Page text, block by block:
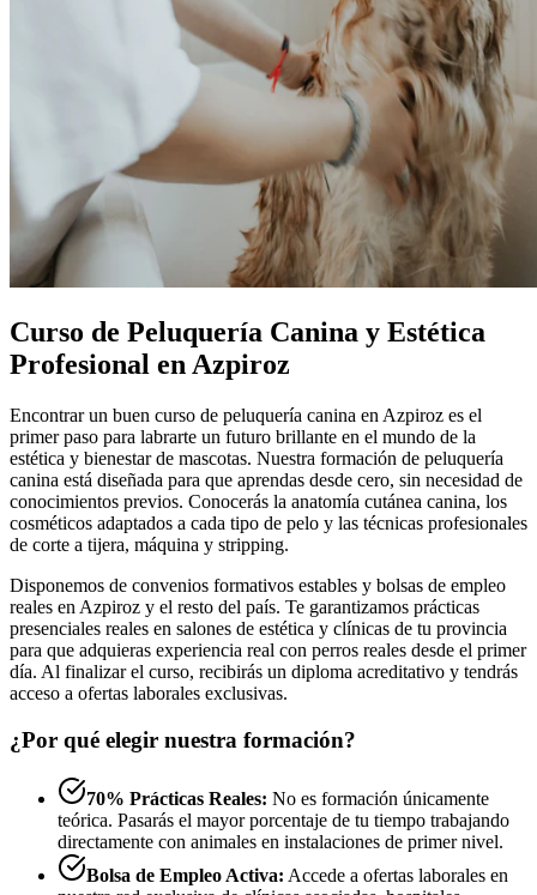
Curso de Peluquería Canina y Estética
Profesional en Azpiroz
Encontrar un buen curso de peluquería canina en Azpiroz es el
primer paso para labrarte un futuro brillante en el mundo de la
estética y bienestar de mascotas. Nuestra formación de peluquería
canina está diseñada para que aprendas desde cero, sin necesidad de
conocimientos previos. Conocerás la anatomía cutánea canina, los
cosméticos adaptados a cada tipo de pelo y las técnicas profesionales
de corte a tijera, máquina y stripping.
Disponemos de convenios formativos estables y bolsas de empleo
reales en Azpiroz y el resto del país. Te garantizamos prácticas
presenciales reales en salones de estética y clínicas de tu provincia
para que adquieras experiencia real con perros reales desde el primer
día. Al finalizar el curso, recibirás un diploma acreditativo y tendrás
acceso a ofertas laborales exclusivas.
¿Por qué elegir nuestra formación?
70% Prácticas Reales: No es formación únicamente
teórica. Pasarás el mayor porcentaje de tu tiempo trabajando
directamente con animales en instalaciones de primer nivel.
Bolsa de Empleo Activa: Accede a ofertas laborales en